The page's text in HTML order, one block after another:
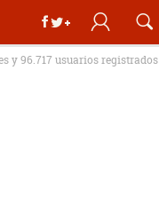
y 96.717 usuarios registrados